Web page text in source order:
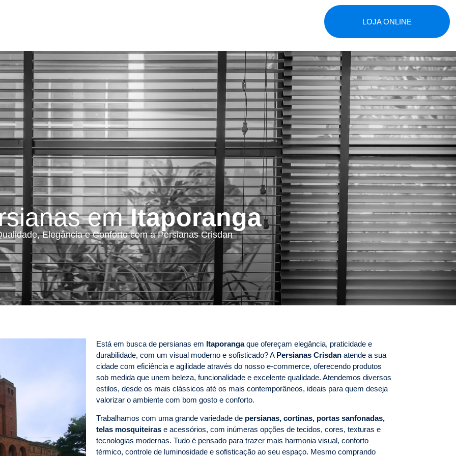
LOJA ONLINE
emItaporanga
Elegância e Conforto com a Persianas Crisdan
Está em busca de persianas em Itaporangaque ofereçam elegância, praticidade e
durabilidade, com um visual moderno e sofisticado? A Persianas Crisdanatende a sua
cidade com eficiência e agilidade através do nosso e-commerce, oferecendo produtos
sob medida que unem beleza, funcionalidade e excelente qualidade. Atendemos diversos
estilos, desde os mais clássicos até os mais contemporâneos, ideais para quem deseja
valorizar o ambiente com bom gosto e conforto.
Trabalhamos com uma grande variedade de persianas, cortinas, portas sanfonadas,
telas mosquiteirase acessórios, com inúmeras opções de tecidos, cores, texturas e
tecnologias modernas. Tudo é pensado para trazer mais harmonia visual, conforto
térmico, controle de luminosidade e sofisticação ao seu espaço. Mesmo comprando